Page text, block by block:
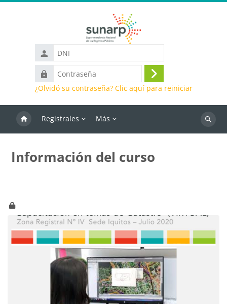
DNI
Contraseña
Iniciar
sesión
(ingresar)
¿Olvidó su contraseña? Clic aquí para reiniciar
Registrales Más
Buscar
Información del curso